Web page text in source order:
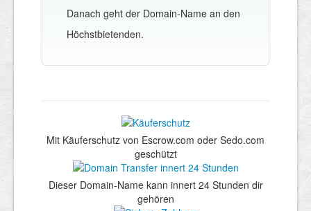
Danach geht der Domain-Name an den
Höchstbietenden.
Mit Käuferschutz von Escrow.com oder Sedo.com
geschützt
Dieser Domain-Name kann innert 24 Stunden dir
gehören